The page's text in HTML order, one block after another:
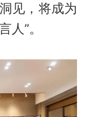
见，将成为
人”。